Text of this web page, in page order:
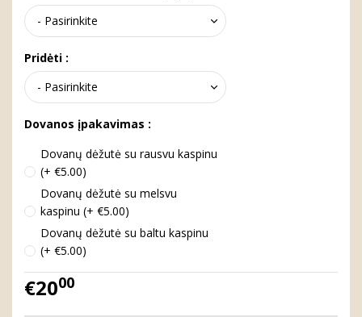
Pridėti :
Dovanos įpakavimas :
Dovanų dėžutė su rausvu kaspinu
(+ €5.00)
Dovanų dėžutė su melsvu
kaspinu (+ €5.00)
Dovanų dėžutė su baltu kaspinu
(+ €5.00)
€2000